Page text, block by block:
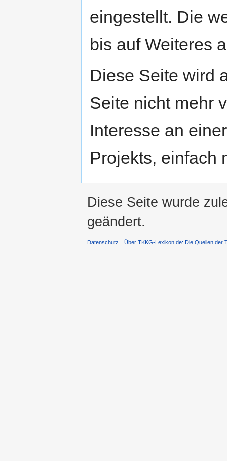
eingestellt. Die
bis auf Weiteres
Diese Seite wird
Seite nicht mehr
Interesse an
Projekts, einfach
Diese Seite wurde
geändert.
Datenschutz Über TKKG-Lexikon.de: Die Quellen der